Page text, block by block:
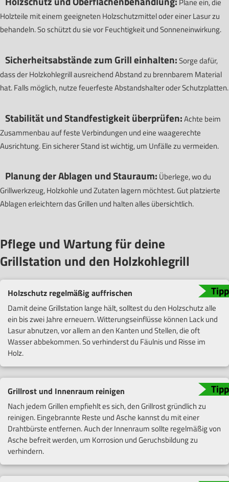
Holzteile mit einem geeigneten Holzschutzmittel oder einer Lasur zu
behandeln. So schützt du sie vor Feuchtigkeit und Sonneneinwirkung.
Sicherheitsabstände zum Grill einhalten:Sorge dafür,
dass der Holzkohlegrill ausreichend Abstand zu brennbarem Material
hat. Falls möglich, nutze feuerfeste Abstandshalter oder Schutzplatten.
Stabilität und Standfestigkeit überprüfen:Achte beim
Zusammenbau auf feste Verbindungen und eine waagerechte
Ausrichtung. Ein sicherer Stand ist wichtig, um Unfälle zu vermeiden.
Planung der Ablagen und Stauraum: Überlege, wo du
Grillwerkzeug, Holzkohle und Zutaten lagern möchtest. Gut platzierte
Ablagen erleichtern das Grillen und halten alles übersichtlich.
Pflege und Wartung für deine
Grillstation und den Holzkohlegrill
Holzschutz regelmäßig auffrischen
Damit deine Grillstation lange hält, solltest du den Holzschutz alle
ein bis zwei Jahre erneuern. Witterungseinflüsse können Lack und
Lasur abnutzen, vor allem an den Kanten und Stellen, die oft
Wasser abbekommen. So verhinderst du Fäulnis und Risse im
Holz.
Grillrost und Innenraum reinigen
Nach jedem Grillen empfiehlt es sich, den Grillrost gründlich zu
reinigen. Eingebrannte Reste und Asche kannst du mit einer
Drahtbürste entfernen. Auch der Innenraum sollte regelmäßig von
Asche befreit werden, um Korrosion und Geruchsbildung zu
verhindern.